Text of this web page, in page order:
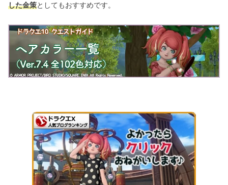
した金策としてもおすすめです。